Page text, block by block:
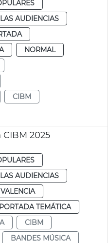
AUDIENCIAS
NORMAL
CIBM
2025
AUDIENCIAS
VALENCIA
TEMÁTICA
CIBM
BANDES MÚSICA